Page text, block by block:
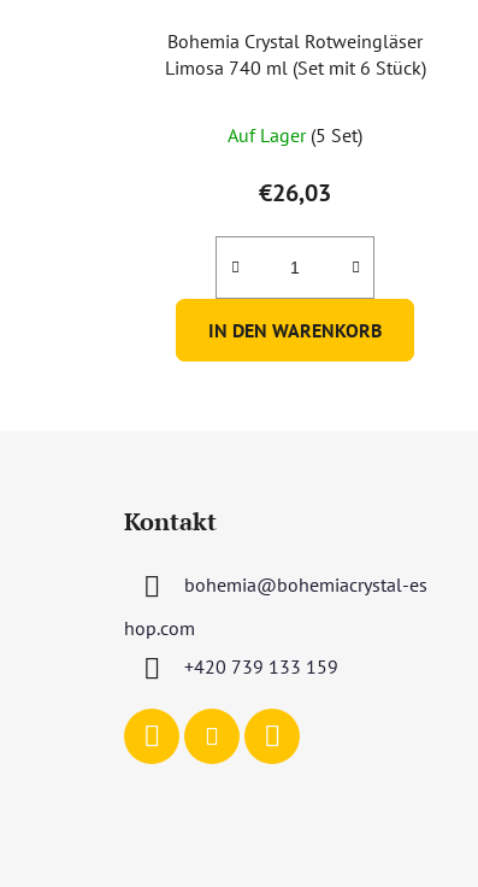
Bohemia Crystal Rotweingläser
Limosa 740 ml (Set mit 6 Stück)
Auf Lager (5 Set)
€26,03
IN DEN WARENKORB
Kontakt
bohemia@bohemiacrystal-es
hop.com
+420 739 133 159